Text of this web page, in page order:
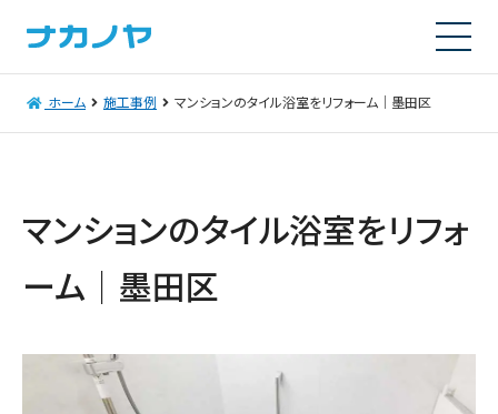
ホーム 施工事例 マンションのタイル浴室をリフォーム｜墨田区
マンションのタイル浴室をリフォ
ーム｜墨田区